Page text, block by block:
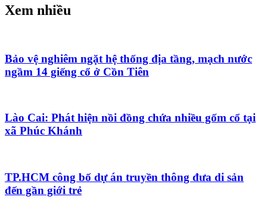
Xem nhiều
Bảo vệ nghiêm ngặt hệ thống địa tầng, mạch nước
ngầm 14 giếng cổ ở Cồn Tiên
Lào Cai: Phát hiện nồi đồng chứa nhiều gốm cổ tại
xã Phúc Khánh
TP.HCM công bố dự án truyền thông đưa di sản
đến gần giới trẻ